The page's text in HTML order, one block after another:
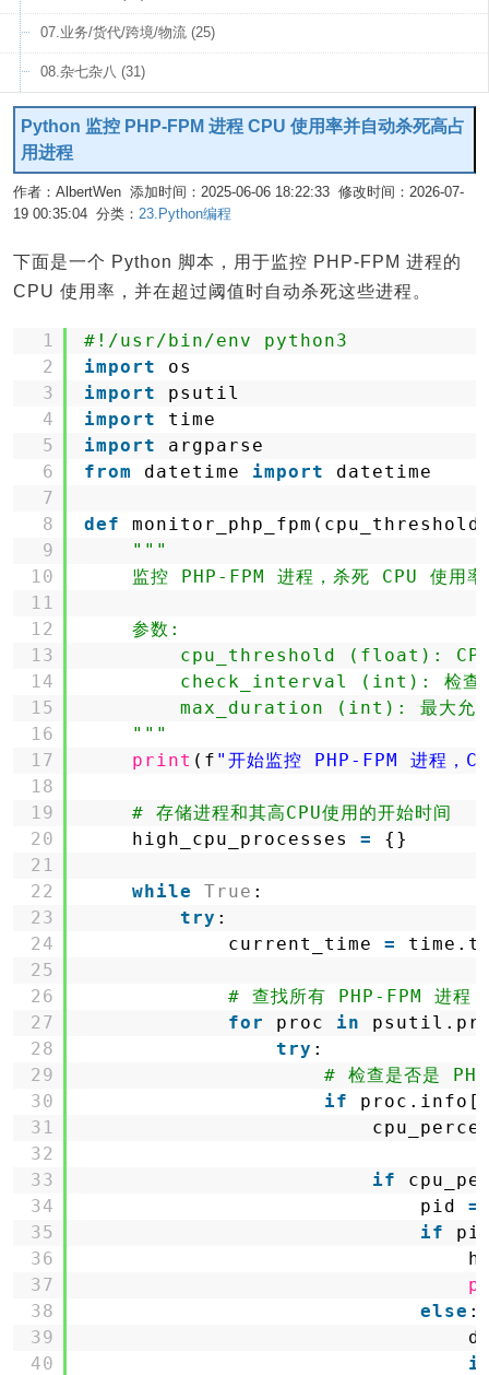
07.业务/货代/跨境/物流 (25)
08.杂七杂八 (31)
Python 监控 PHP-FPM 进程 CPU 使用率并自动杀死高占
用进程
作者：AlbertWen 添加时间：2025-06-06 18:22:33 修改时间：2026-07-
19 00:35:04 分类： 23.Python编程
下面是一个 Python 脚本，用于监控 PHP-FPM 进程的
CPU 使用率，并在超过阈值时自动杀死这些进程。
1
2
3
4
5
6
7
8
9
10
11
12
13
14
15
16
17
18
19
20
21
22
23
24
25
26
27
28
29
30
31
32
33
34
35
36
37
38
39
40
#!/usr/bin/env python3
import
os
import
psutil
import
time
import
argparse
from
datetime import datetime
def
"""
监控 PHP-FPM 进程，杀死 CPU 使用率
参数:
cpu_threshold (float): CPU
check_interval (int): 检查
max_duration (int): 最大允许
"""
print (f "开始监控 PHP-FPM 进程
# 存储进程和其高CPU使用的开始时间
high_cpu_processes = {}
while True :
try :
current_time =
# 查找所有 PHP-FPM 进程
for
proc in
try :
# 检查是否是
if
proc.info[
if
pid =
if
else :